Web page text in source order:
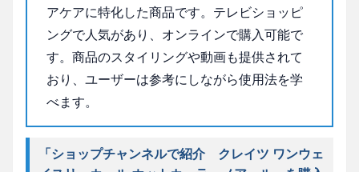
アケアに特化した商品です。テレビショッピ
ングで人気があり、オンラインで購入可能で
す。商品のスタイリングや動画も提供されて
おり、ユーザーは参考にしながら使用法を学
べます。
「ショップチャンネルで紹介 クレイツ ワンウェ